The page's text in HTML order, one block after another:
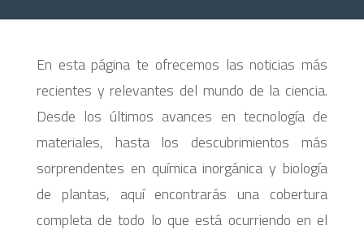
En esta página te ofrecemos las noticias más
recientes y relevantes del mundo de la ciencia.
Desde los últimos avances en tecnología de
materiales, hasta los descubrimientos más
sorprendentes en química inorgánica y biología
de plantas, aquí encontrarás una cobertura
completa de todo lo que está ocurriendo en el